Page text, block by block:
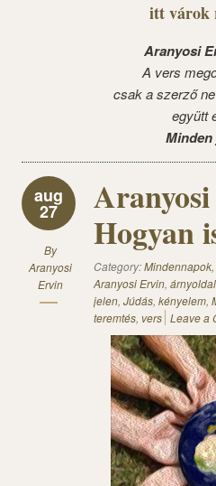
itt várok
Aranyosi
A vers
csak a szerző
együtt
aug
27
By
Aranyosi
Ervin
Hogyan
Category:
Aranyosi Ervin, árnyoldal
jelen, Júdás, kényelem,
teremtés, vers Leave a